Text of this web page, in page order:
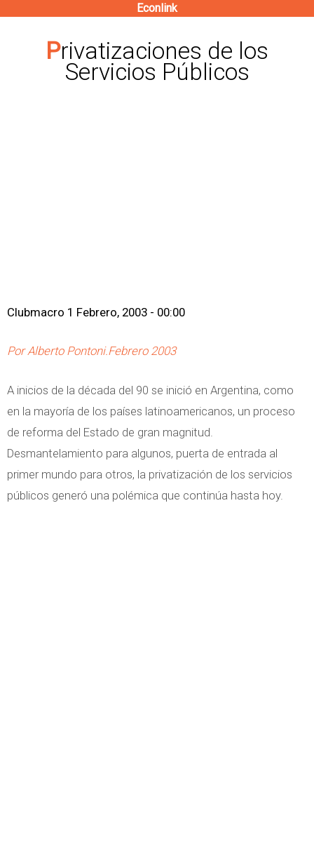
contenido
principal
Econlink
Privatizaciones de los
Servicios Públicos
Clubmacro 1 Febrero, 2003 - 00:00
Por Alberto Pontoni.Febrero 2003
A inicios de la década del 90 se inició en Argentina, como
en la mayoría de los países latinoamericanos, un proceso
de reforma del Estado de gran magnitud.
Desmantelamiento para algunos, puerta de entrada al
primer mundo para otros, la privatización de los servicios
públicos generó una polémica que continúa hasta hoy.